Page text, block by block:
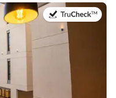
في:21 يوليو 2026